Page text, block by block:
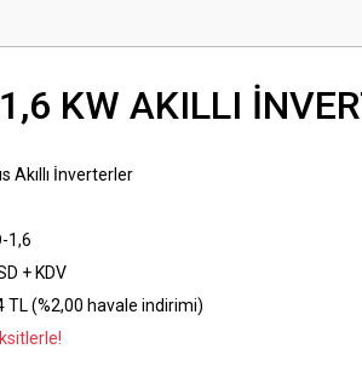
KW AKILLI
Akıllı İnverterler
1,6
+ KDV
TL (%2,00 havale indirimi)